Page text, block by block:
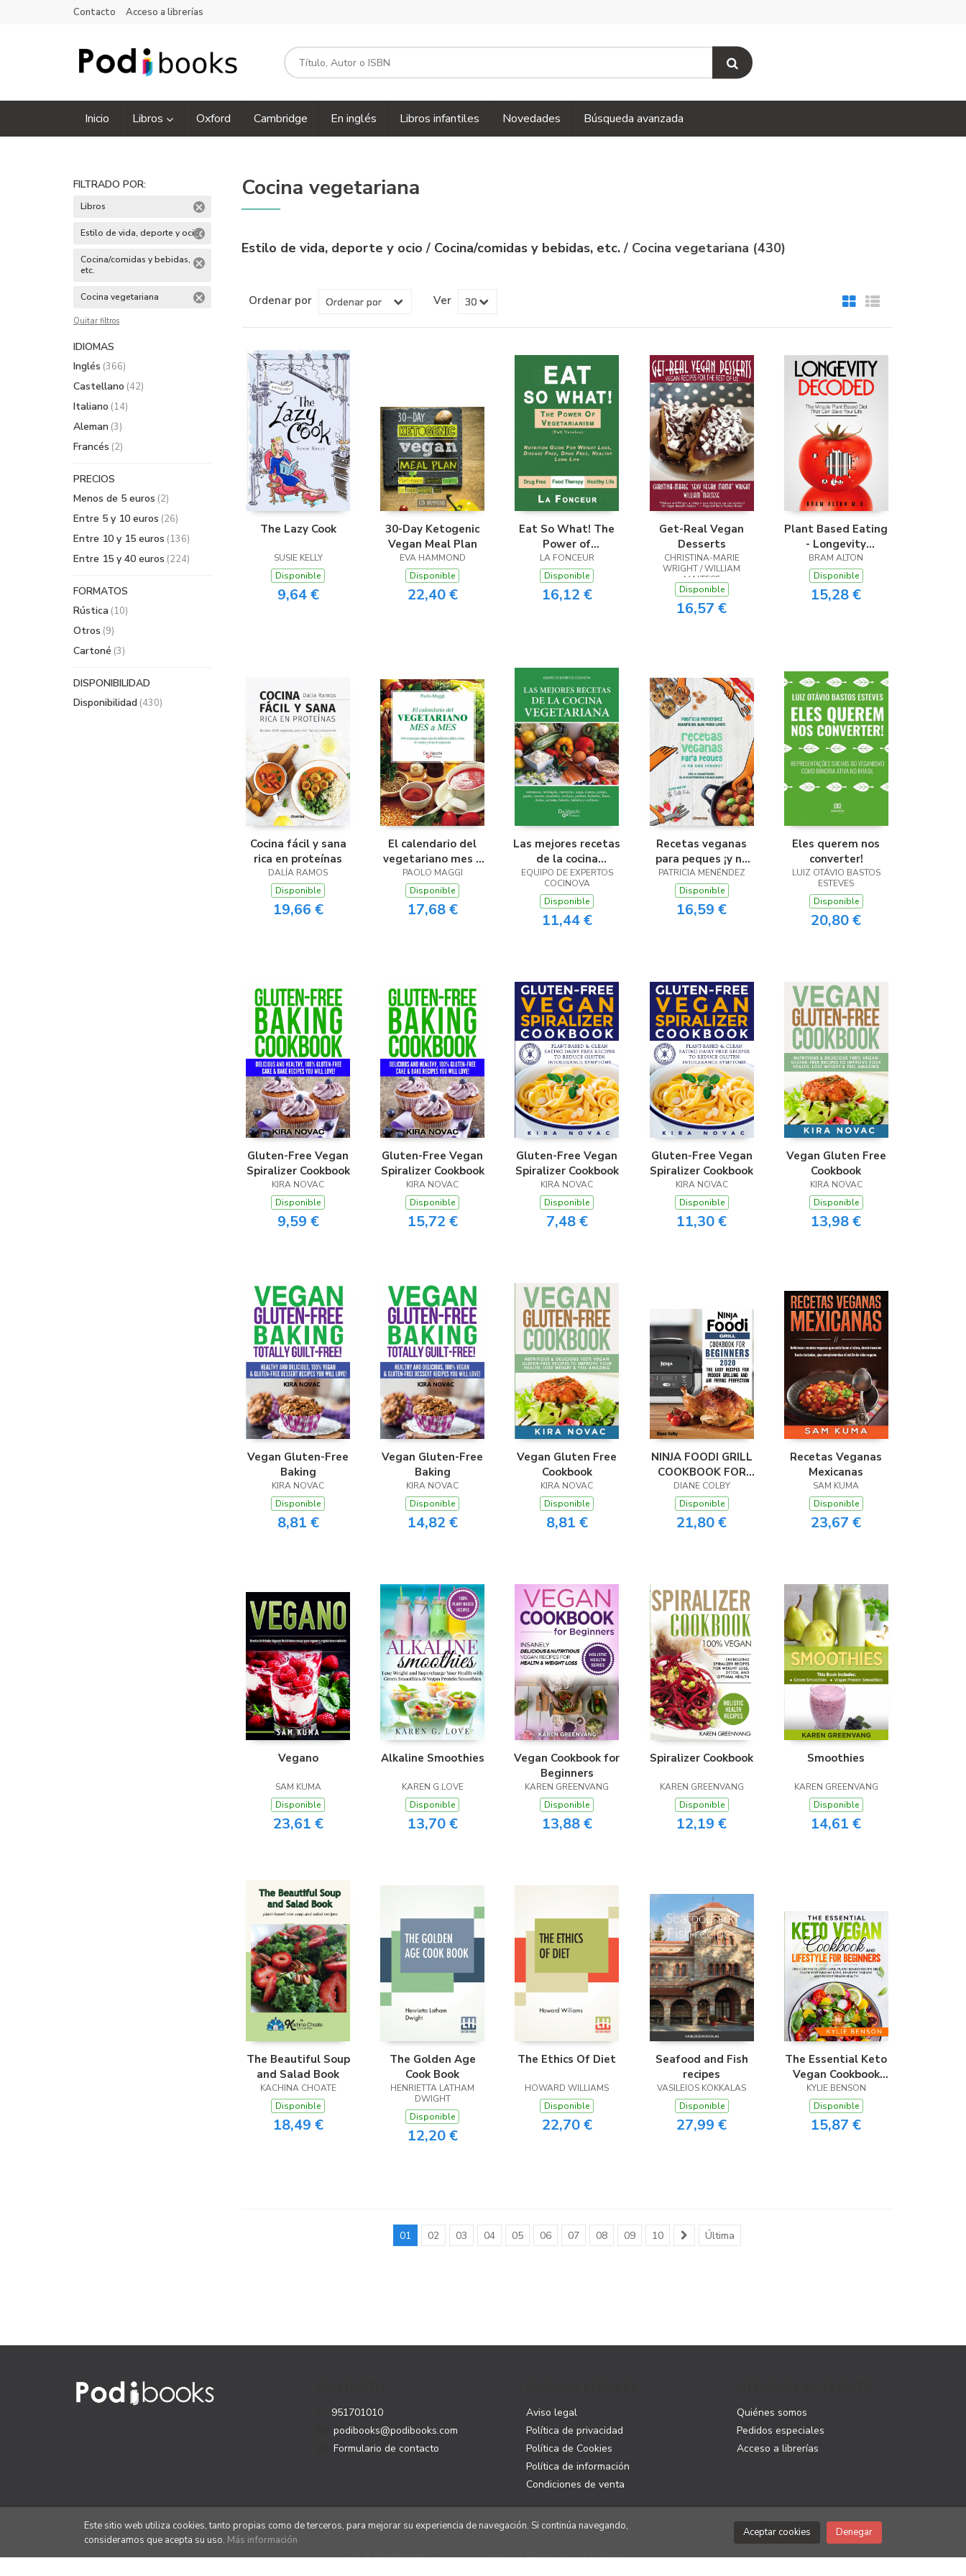
Contacto Acceso a librerías
Inicio Libros Oxford Cambridge En inglés Libros infantiles Novedades Búsqueda avanzada
Cocina vegetariana
Estilo de vida, deporte y ocio/ Cocina/comidas y bebidas, etc./ Cocina vegetariana (430)
Ordenar por Ver
The Lazy Cook
SUSIE KELLY
Disponible
9,64 €
30-Day Ketogenic
Vegan Meal Plan
EVA HAMMOND
Disponible
22,40 €
Eat So What! The
Power of
Vegetarianism (Full
Version)
LA FONCEUR
Disponible
16,12 €
Get-Real Vegan
Desserts
CHRISTINA-MARIE
WRIGHT / WILLIAM
MALTESE
Disponible
16,57 €
Plant Based Eating
- Longevity
Decoded
BRAM ALTON
Disponible
15,28 €
Cocina fácil y sana
rica en proteínas
DALÍA RAMOS
Disponible
19,66 €
El calendario del
vegetariano mes a
mes
PAOLO MAGGI
Disponible
17,68 €
Las mejores recetas
de la cocina
vegetariana
EQUIPO DE EXPERTOS
COCINOVA
Disponible
11,44 €
Recetas veganas
para peques ¡y no
tan peques!
PATRICIA MENÉNDEZ
Disponible
16,59 €
Eles querem nos
converter!
LUIZ OTÁVIO BASTOS
ESTEVES
Disponible
20,80 €
Gluten-Free Vegan
Spiralizer Cookbook
KIRA NOVAC
Disponible
9,59 €
Gluten-Free Vegan
Spiralizer Cookbook
KIRA NOVAC
Disponible
15,72 €
Gluten-Free Vegan
Spiralizer Cookbook
KIRA NOVAC
Disponible
7,48 €
Gluten-Free Vegan
Spiralizer Cookbook
KIRA NOVAC
Disponible
11,30 €
Vegan Gluten Free
Cookbook
KIRA NOVAC
Disponible
13,98 €
Vegan Gluten-Free
Baking
KIRA NOVAC
Disponible
8,81 €
Vegan Gluten-Free
Baking
KIRA NOVAC
Disponible
14,82 €
Vegan Gluten Free
Cookbook
KIRA NOVAC
Disponible
8,81 €
NINJA FOODI GRILL
COOKBOOK FOR
BEGINNERS 2020
DIANE COLBY
Disponible
21,80 €
Recetas Veganas
Mexicanas
SAM KUMA
Disponible
23,67 €
Vegano
SAM KUMA
Disponible
23,61 €
Alkaline Smoothies
KAREN G.LOVE
Disponible
13,70 €
Vegan Cookbook for
Beginners
KAREN GREENVANG
Disponible
13,88 €
Spiralizer Cookbook
KAREN GREENVANG
Disponible
12,19 €
Smoothies
KAREN GREENVANG
Disponible
14,61 €
The Beautiful Soup
and Salad Book
KACHINA CHOATE
Disponible
18,49 €
The Golden Age
Cook Book
HENRIETTA LATHAM
DWIGHT
Disponible
12,20 €
The Ethics Of Diet
HOWARD WILLIAMS
Disponible
22,70 €
Seafood and Fish
recipes
VASILEIOS KOKKALAS
Disponible
27,99 €
The Essential Keto
Vegan Cookbook
And Lifestyle For
Beginners
KYLIE BENSON
Disponible
15,87 €
01 02 03 04 05 06 07 08 09 10 Última
FILTRADO POR:
Libros
Estilo de vida, deporte y ocio
Cocina/comidas y bebidas,
etc.
Cocina vegetariana
Quitar filtros
IDIOMAS
Inglés (366)
Castellano (42)
Italiano (14)
Aleman (3)
Francés (2)
PRECIOS
Menos de 5 euros (2)
Entre 5 y 10 euros (26)
Entre 10 y 15 euros (136)
Entre 15 y 40 euros (224)
FORMATOS
Rústica (10)
Otros (9)
Cartoné (3)
DISPONIBILIDAD
Disponibilidad (430)
951701010
podibooks@podibooks.com
Formulario de contacto
Aviso legal
Política de privacidad
Política de Cookies
Política de información
Condiciones de venta
Quiénes somos
Pedidos especiales
Acceso a librerías
2026 ©Podibooks. Todos los Derechos Reservados | Podiprint
Este sitio web utiliza cookies, tanto propias como de terceros, para mejorar su experiencia de navegación. Si continúa navegando,
consideramos que acepta su uso. Más información
Aceptar cookies Denegar